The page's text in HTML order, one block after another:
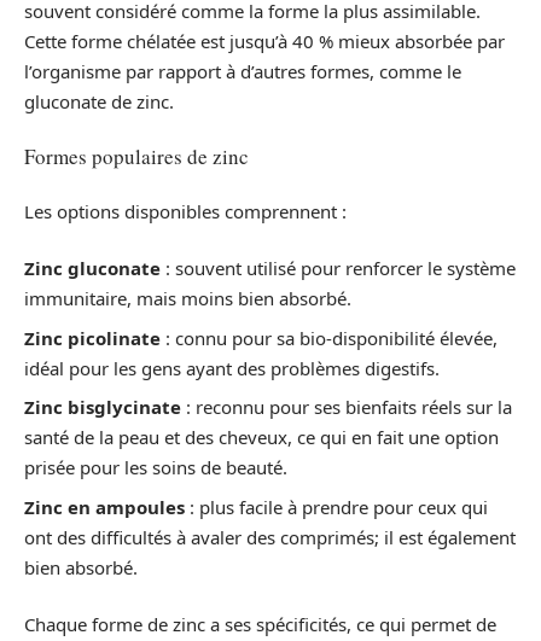
souvent considéré comme la forme la plus assimilable.
Cette forme chélatée est jusqu’à 40 % mieux absorbée par
l’organisme par rapport à d’autres formes, comme le
gluconate de zinc.
Formes populaires de zinc
Les options disponibles comprennent :
Zinc gluconate : souvent utilisé pour renforcer le système
immunitaire, mais moins bien absorbé.
Zinc picolinate : connu pour sa bio-disponibilité élevée,
idéal pour les gens ayant des problèmes digestifs.
Zinc bisglycinate : reconnu pour ses bienfaits réels sur la
santé de la peau et des cheveux, ce qui en fait une option
prisée pour les soins de beauté.
Zinc en ampoules : plus facile à prendre pour ceux qui
ont des difficultés à avaler des comprimés; il est également
bien absorbé.
Chaque forme de zinc a ses spécificités, ce qui permet de